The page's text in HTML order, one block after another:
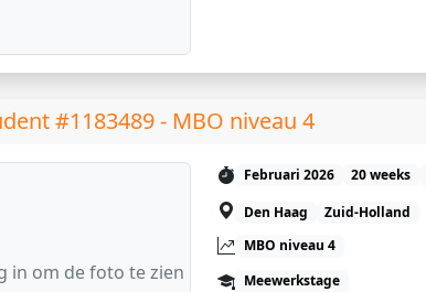
#1183489 - MBO niveau 4
in om de foto te zien
Februari 2026 20 weeks
Den Haag
Zuid-Holland
MBO niveau 4
Meewerkstage